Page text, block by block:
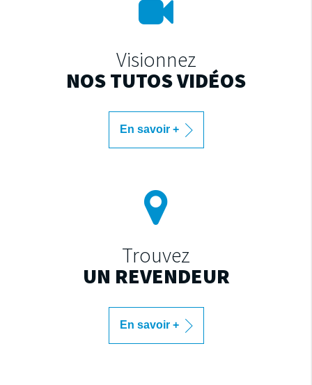
Visionnez
NOS TUTOS VIDÉOS
En savoir +
Trouvez
UN REVENDEUR
En savoir +